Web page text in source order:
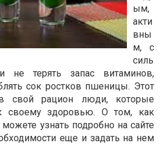
ым,
акти
вны
м, с
силь
не терять запас витаминов,
сок ростков пшеницы. Этот
свой рацион люди, которые
к своему здоровью. О том, как
узнать подробно на сайте
еще и задать на нем